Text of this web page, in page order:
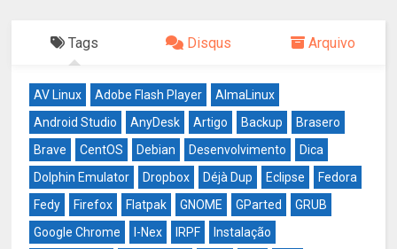
Tags Disqus Arquivo
AV Linux Adobe Flash Player
AlmaLinux
Android Studio
AnyDesk Artigo Backup
Brasero
Brave
CentOS Debian Desenvolvimento
Dica
Dolphin Emulator
Dropbox Déjà Dup Eclipse
Fedora
Fedy
Firefox Flatpak GNOME GParted
GRUB
Google Chrome
I-Nex IRPF
Instalação